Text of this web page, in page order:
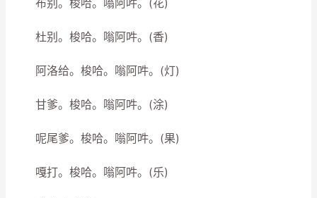
布别。梭哈。嗡阿吽。(花)
杜别。梭哈。嗡阿吽。(香)
阿洛给。梭哈。嗡阿吽。(灯)
甘爹。梭哈。嗡阿吽。(涂)
呢尾爹。梭哈。嗡阿吽。(果)
嘎打。梭哈。嗡阿吽。(乐)